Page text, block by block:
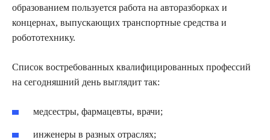
образованием пользуется работа на авторазборках и
концернах, выпускающих транспортные средства и
робототехнику.
Список востребованных квалифицированных профессий
на сегодняшний день выглядит так:
медсестры, фармацевты, врачи;
инженеры в разных отраслях;